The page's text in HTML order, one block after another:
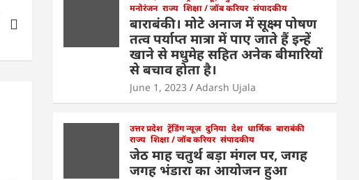
मनोरंजन राज्य शिक्षा / जॉब करियर संपादकीय
बाराबंकी। मोटे अनाज में सूक्ष्म पोषण
तत्व पर्याप्त मात्रा में पाए जाते हैं इन्हें
खाने से मधुमेह सहित अनेक बीमारियों
से बचाव होता है।
June 1, 2023 Adarsh Ujala
उत्तर प्रदेश ट्रेंडिंग न्यूज़ दुनिया देश धार्मिक बाराबंकी
राज्य शिक्षा / जॉब करियर संपादकीय
जेठ माह चतुर्थ बड़ा मंगल पर, जगह
जगह भंडारा का आयोजन हुआ